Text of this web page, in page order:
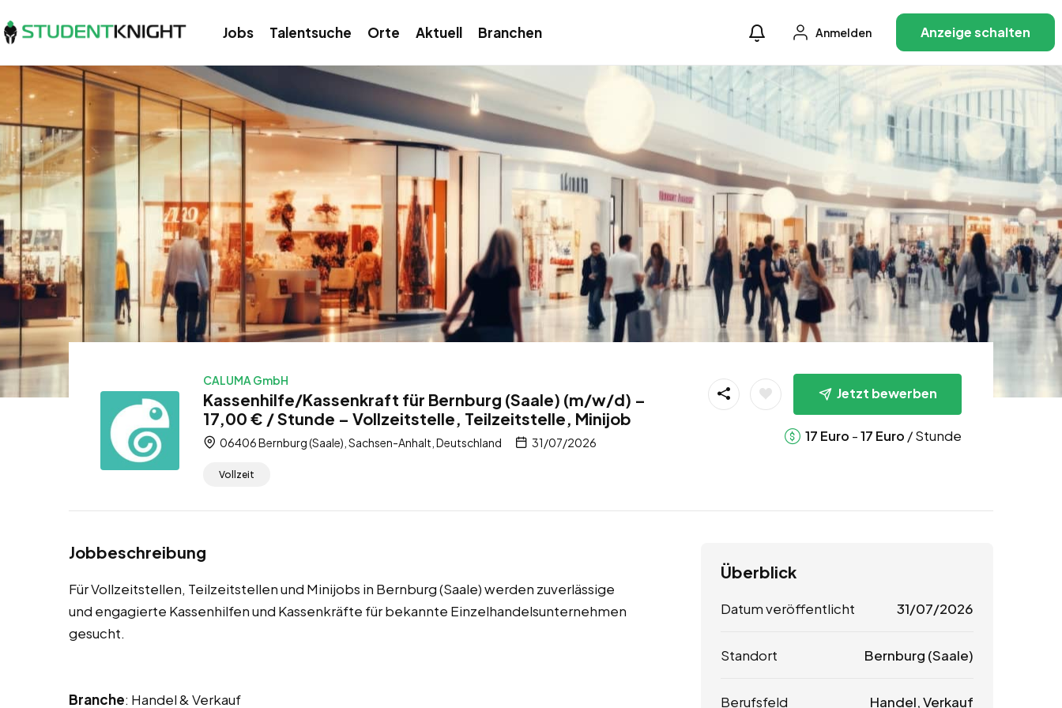
Jobs Talentsuche Orte Aktuell Branchen Anmelden Anzeige schalten
CALUMA GmbH
Kassenhilfe/Kassenkraft für Bernburg (Saale) (m/w/d) –
17,00 € / Stunde – Vollzeitstelle, Teilzeitstelle, Minijob
06406 Bernburg (Saale), Sachsen-Anhalt, Deutschland 31/07/2026
Vollzeit
Jetzt bewerben
17 Euro -17 Euro / Stunde
Jobbeschreibung
Für Vollzeitstellen, Teilzeitstellen und Minijobs in Bernburg (Saale) werden zuverlässige
und engagierte Kassenhilfen und Kassenkräfte für bekannte Einzelhandelsunternehmen
gesucht.
Branche: Handel & Verkauf
Überblick
Datum veröffentlicht 31/07/2026
Standort Bernburg (Saale)
Berufsfeld Handel, Verkauf